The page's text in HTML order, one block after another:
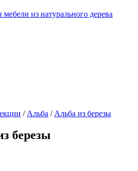
из натурального дерева
/ Альба / Альба из березы
березы